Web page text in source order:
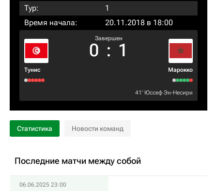
Тур:
1
Время начала:
20.11.2018 в 18:00
Тунис
Завершен
0 : 1
Марокко
41‎’‎ Юссеф Эн-Несири
Статистика Новости команд
Последние матчи между собой
06.06.2025 23:00